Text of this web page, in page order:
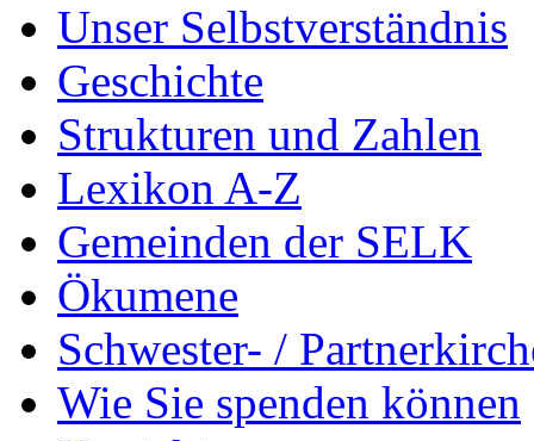
Unser Selbstverständnis
Geschichte
Strukturen und Zahlen
Lexikon A-Z
Gemeinden der SELK
Ökumene
Schwester- /
Wie Sie spenden können